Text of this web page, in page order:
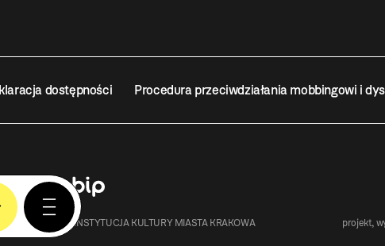
dostępności Procedura przeciwdziałania mobbingowi i
MOCAK – INSTYTUCJA KULTURY MIASTA KRAKOWA projekt,